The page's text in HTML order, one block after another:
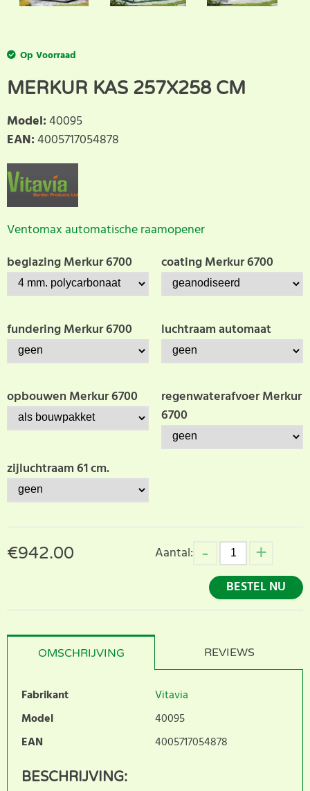
Op Voorraad
MERKUR KAS 257X258 CM
Model:40095
EAN:4005717054878
Ventomax automatische raamopener
beglazing Merkur 6700
coating Merkur 6700
fundering Merkur 6700 luchtraam automaat
opbouwen Merkur 6700
regenwaterafvoer Merkur
6700
zijluchtraam 61 cm.
€942.00
Aantal:
BESTEL NU
OMSCHRIJVING REVIEWS
Fabrikant
Vitavia
Model
40095
EAN
4005717054878
BESCHRIJVING: